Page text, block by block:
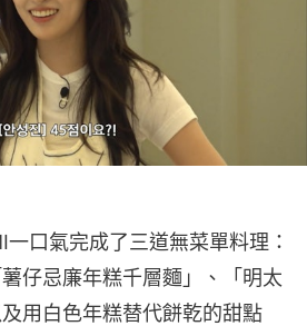
口氣完成了三道無菜單料理：
仔忌廉年糕千層麵」、「明太
用白色年糕替代餅乾的甜點